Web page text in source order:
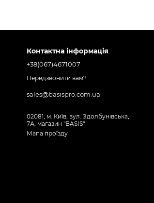
Контактна інформація
+38(067)4671007
Передзвонити вам?
sales@basispro.com.ua
02081, м. Київ, вул. Здолбунівська,
7А, магазин "BASIS"
Мапа проїзду